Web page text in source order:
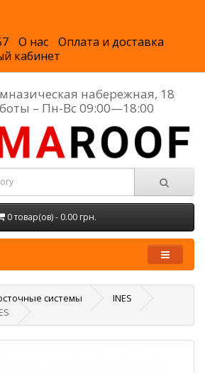
О нас
Оплата и доставка
кабинет
набережная, 18
– Пн-Вс 09:00—18:00
0 товар(ов) - 0.00 грн.
системы
INES